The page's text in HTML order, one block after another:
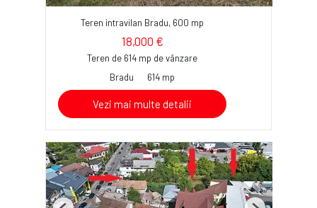
Teren intravilan Bradu, 600 mp
18,000 €
Teren de 614 mp de vânzare
Bradu
614 mp
Vezi mai multe detalii